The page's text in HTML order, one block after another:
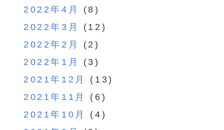
2022年4月
(8)
2022年3月
(12)
2022年2月
(2)
2022年1月
(3)
2021年12月
(13)
2021年11月
(6)
2021年10月
(4)